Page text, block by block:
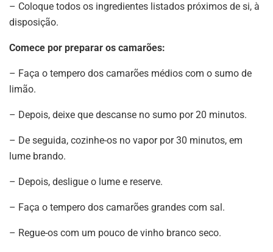
– Coloque todos os ingredientes listados próximos de si, à
disposição.
Comece por preparar os camarões:
– Faça o tempero dos camarões médios com o sumo de
limão.
– Depois, deixe que descanse no sumo por 20 minutos.
– De seguida, cozinhe-os no vapor por 30 minutos, em
lume brando.
– Depois, desligue o lume e reserve.
– Faça o tempero dos camarões grandes com sal.
– Regue-os com um pouco de vinho branco seco.